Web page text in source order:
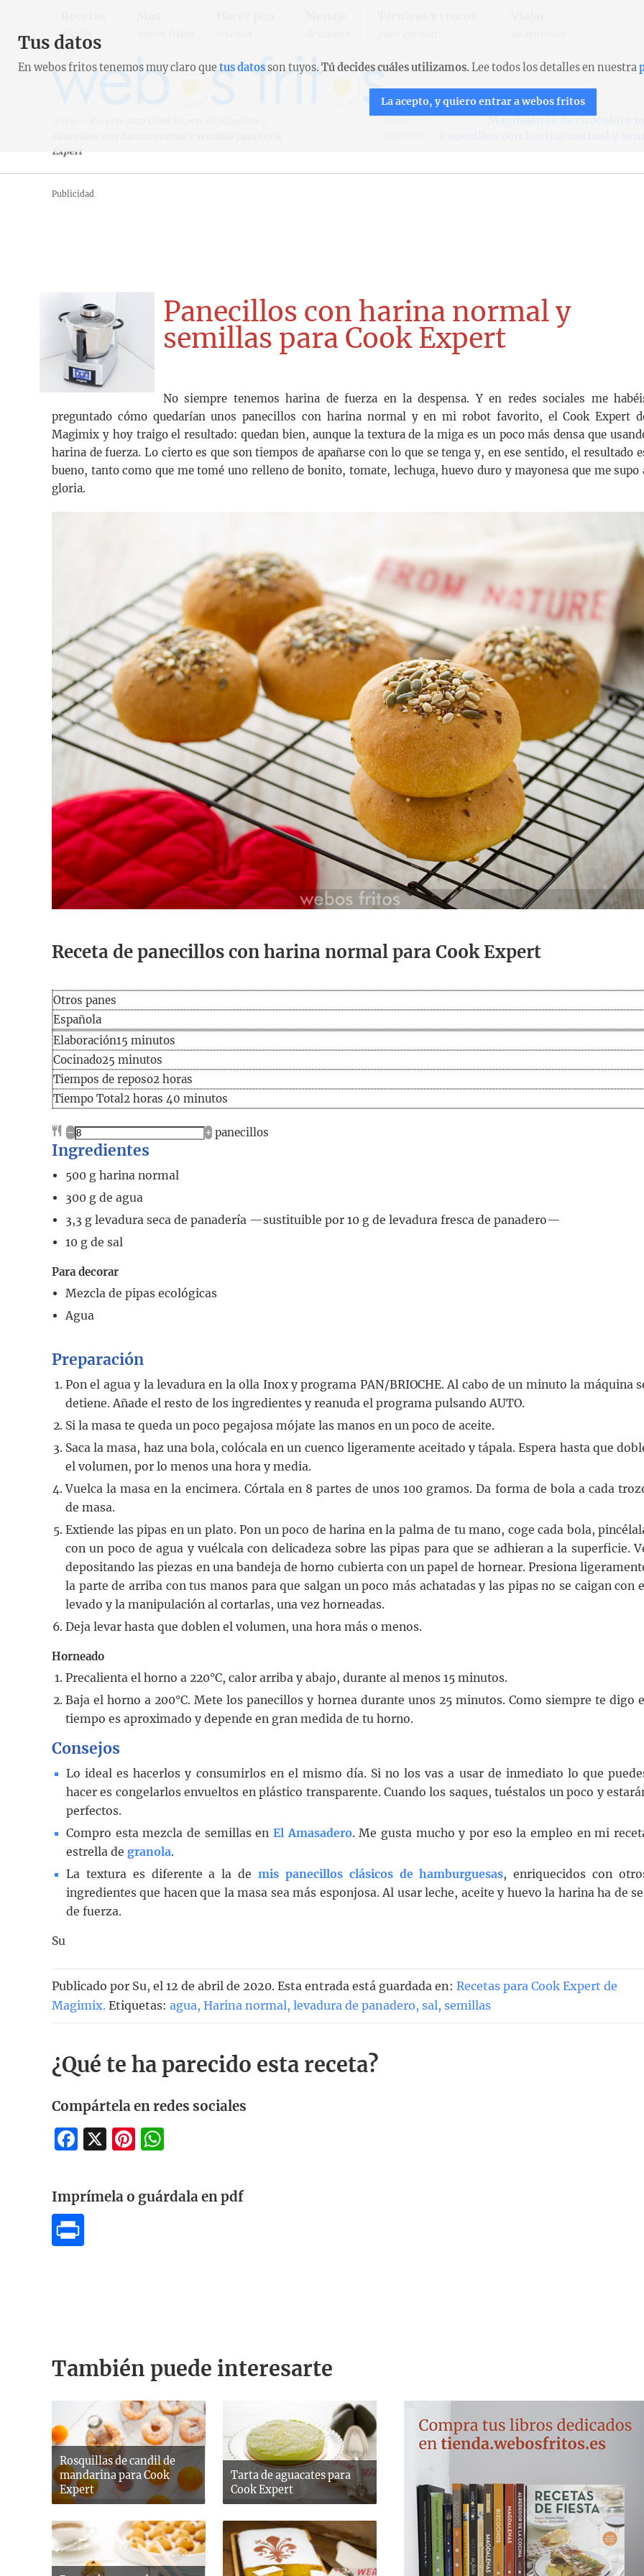
fáciles
Expert
Magdalenas de chocolate
Publicidad
Panecillos con harina normal y
semillas para Cook Expert
No siempre tenemos harina de fuerza en la despensa. Y en redes sociales me
preguntado cómo quedarían unos panecillos con harina normal y en mi robot favorito, el Cook Expert
Magimix y hoy traigo el resultado: quedan bien, aunque la textura de la miga es un poco más densa que
harina de fuerza. Lo cierto es que son tiempos de apañarse con lo que se tenga y, en ese sentido, el resultado
bueno, tanto como que me tomé uno relleno de bonito, tomate, lechuga, huevo duro y mayonesa que me supo
gloria.
Receta de panecillos con harina normal para Cook Expert
Otros panes
Española
Elaboración
Elaboración15 minutos
minutos
Cocinado
Cocinado25 minutos
minutos
Tiempos de reposo2horas
horas
Tiempo
Tiempo Total2horas
horas 40 minutos
minutos
– + panecillos
Ingredientes
500 g harina normal
300 g de agua
3,3 g levadura seca de panadería —sustituible por 10 g de levadura fresca de panadero—
10 g de sal
Para decorar
Mezcla de pipas ecológicas
Agua
Preparación
Pon el agua y la levadura en la olla Inox y programa PAN/BRIOCHE. Al cabo de un minuto la máquina
detiene. Añade el resto de los ingredientes y reanuda el programa pulsando AUTO.
Si la masa te queda un poco pegajosa mójate las manos en un poco de aceite.
Saca la masa, haz una bola, colócala en un cuenco ligeramente aceitado y tápala. Espera hasta que
el volumen, por lo menos una hora y media.
Vuelca la masa en la encimera. Córtala en 8 partes de unos 100 gramos. Da forma de bola a cada
de masa.
Extiende las pipas en un plato. Pon un poco de harina en la palma de tu mano, coge cada bola,
con un poco de agua y vuélcala con delicadeza sobre las pipas para que se adhieran a la superficie.
depositando las piezas en una bandeja de horno cubierta con un papel de hornear. Presiona
la parte de arriba con tus manos para que salgan un poco más achatadas y las pipas no se caigan con
levado y la manipulación al cortarlas, una vez horneadas.
Deja levar hasta que doblen el volumen, una hora más o menos.
Horneado
Precalienta el horno a 220°C, calor arriba y abajo, durante al menos 15 minutos.
Baja el horno a 200°C. Mete los panecillos y hornea durante unos 25 minutos. Como siempre te digo
tiempo es aproximado y depende en gran medida de tu horno.
Consejos
Lo ideal es hacerlos y consumirlos en el mismo día. Si no los vas a usar de inmediato lo que
hacer es congelarlos envueltos en plástico transparente. Cuando los saques, tuéstalos un poco y
perfectos.
Compro esta mezcla de semillas en El Amasadero. Me gusta mucho y por eso la empleo en mi
estrella de granola.
La textura es diferente a la de mis panecillos clásicos de hamburguesas, enriquecidos con
ingredientes que hacen que la masa sea más esponjosa. Al usar leche, aceite y huevo la harina ha de
de fuerza.
Su
Publicado por Su, el 12 de abril de 2020. Esta entrada está guardada en: Recetas para Cook Expert de
Magimix. Etiquetas: agua, Harina normal, levadura de panadero, sal, semillas
¿Qué te ha parecido esta receta?
Compártela en redes sociales
Facebook
X Pinterest
Imprímela o guárdala en pdf
También puede interesarte
Rosquillas de candil de
mandarina para Cook
Expert
Tarta de aguacates para
Cook Expert
Tus datos
En webos fritos tenemos muy claro quetus datosson tuyos. Tú decides cuáles utilizamos.Lee todos los detalles en nuestra
La acepto, y quiero entrar a webos fritos